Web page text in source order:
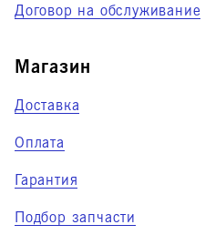
Договор на обслуживание
Магазин
Доставка
Оплата
Гарантия
Подбор запчасти